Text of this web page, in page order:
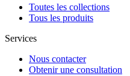
Toutes les collections
Tous les produits
Services
Nous contacter
Obtenir une consultation